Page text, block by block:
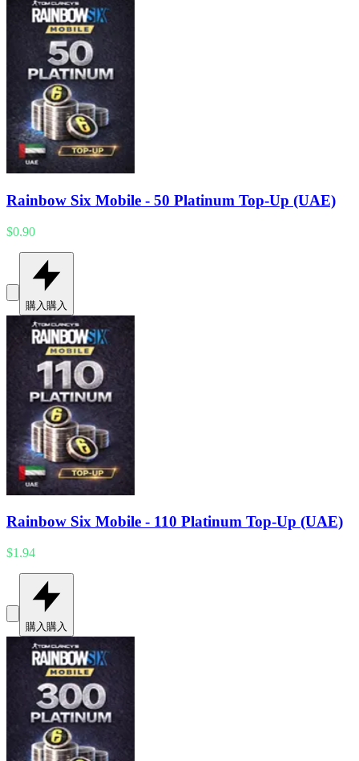
Rainbow Six Mobile - 50 Platinum Top-Up (UAE)
$0.90
購入 購入
Rainbow Six Mobile - 110 Platinum Top-Up (UAE)
$1.94
購入購入